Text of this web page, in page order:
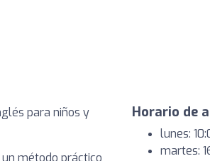
para niños y
método práctico
Horario de
lunes:
martes: